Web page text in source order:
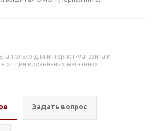
только для интернет-магазина и
от цен в розничных магазинах
Задать вопрос